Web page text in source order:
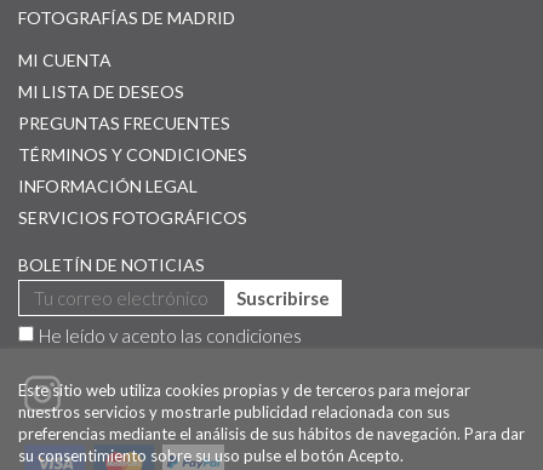
FOTOGRAFÍAS DE MADRID
MI CUENTA
MI LISTA DE DESEOS
PREGUNTAS FRECUENTES
TÉRMINOS Y CONDICIONES
INFORMACIÓN LEGAL
SERVICIOS FOTOGRÁFICOS
BOLETÍN DE NOTICIAS
Suscribirse
He leído y acepto las condiciones
Este sitio web utiliza cookies propias y de terceros para mejorar
nuestros servicios y mostrarle publicidad relacionada con sus
preferencias mediante el análisis de sus hábitos de navegación. Para dar
su consentimiento sobre su uso pulse el botón Acepto.